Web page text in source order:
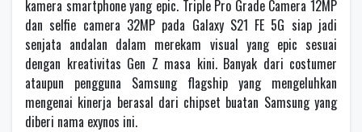
kamera smartphone yang epic. Triple Pro Grade Camera 12MP
dan selfie camera 32MP pada Galaxy S21 FE 5G siap jadi
senjata andalan dalam merekam visual yang epic sesuai
dengan kreativitas Gen Z masa kini. Banyak dari costumer
ataupun pengguna Samsung flagship yang mengeluhkan
mengenai kinerja berasal dari chipset buatan Samsung yang
diberi nama exynos ini.